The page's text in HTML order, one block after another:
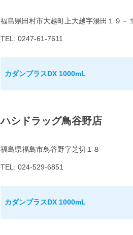
福島県田村市大越町上大越字湯田１９－１
TEL: 0247-61-7611
カダンプラスDX 1000mL
ハシドラッグ鳥谷野店
福島県福島市鳥谷野字芝切１８
TEL: 024-529-6851
カダンプラスDX 1000mL